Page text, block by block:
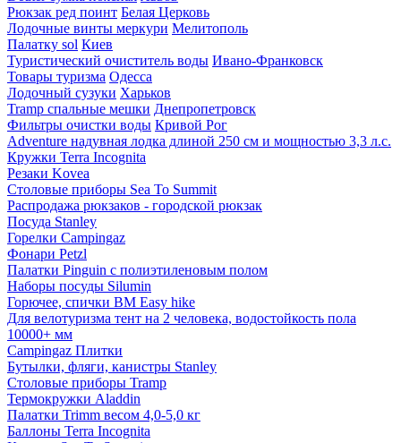
Рюкзак ред поинт Белая Церковь
Лодочные винты меркури Мелитополь
Палатку sol Киев
Туристический очиститель воды Ивано-Франковск
Товары туризма Одесса
Лодочный сузуки Харьков
Tramp спальные мешки Днепропетровск
Фильтры очистки воды Кривой Рог
Adventure надувная лодка длиной 250 см и мощностью 3,3 л.с.
Кружки Terra Incognita
Резаки Kovea
Столовые приборы Sea To Summit
Распродажа рюкзаков - городской рюкзак
Посуда Stanley
Горелки Campingaz
Фонари Petzl
Палатки Pinguin с полиэтиленовым полом
Наборы посуды Silumin
Горючее, спички BM Easy hike
Для велотуризма тент на 2 человека, водостойкость пола
10000+ мм
Campingaz Плитки
Бутылки, фляги, канистры Stanley
Столовые приборы Tramp
Термокружки Aladdin
Палатки Trimm весом 4,0-5,0 кг
Баллоны Terra Incognita